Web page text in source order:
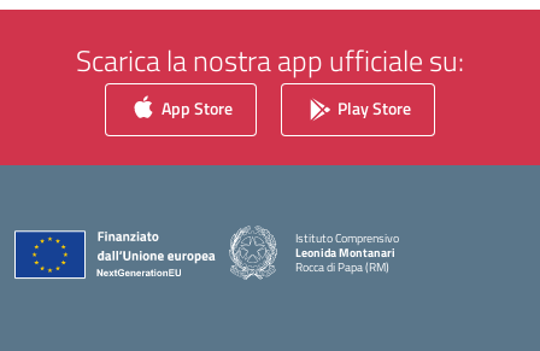
Scarica la nostra app ufficiale su:
App Store Play Store
Istituto Comprensivo
Leonida Montanari
Rocca di Papa (RM)
— Visita la pagina iniziale della scuola